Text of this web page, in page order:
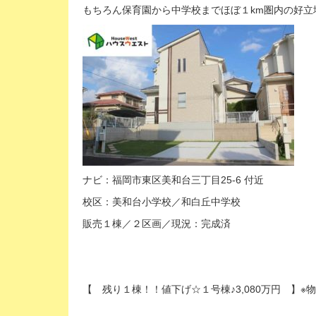
もちろん保育園から中学校までほぼ１km圏内の好立
ナビ：福岡市東区美和台三丁目25-6 付近
校区：美和台小学校／和白丘中学校
販売１棟／２区画／現況：完成済
【 残り１棟！！値下げ☆１号棟♪3,080万円 】※物